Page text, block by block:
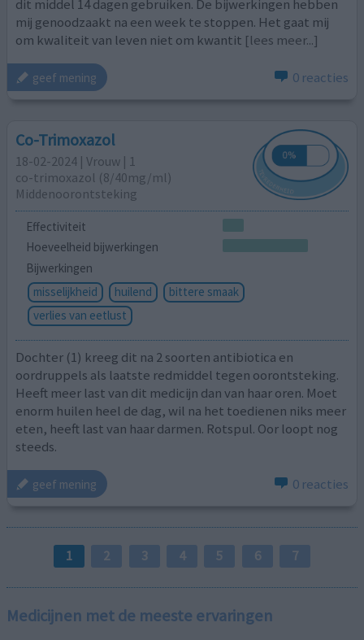
dit middel 14 dagen gebruiken. De bijwerkingen hebben
mij genoodzaakt na een week te stoppen. Het gaat mij
om kwaliteit van leven niet om kwantit [lees meer...]
geef mening 0 reacties
Co-Trimoxazol
18-02-2024 | Vrouw | 1
co-trimoxazol (8/40mg/ml)
Middenoorontsteking
Effectiviteit
Hoeveelheid bijwerkingen
Bijwerkingen
misselijkheid
huilend
bittere smaak
verlies van eetlust
Dochter (1) kreeg dit na 2 soorten antibiotica en
oordruppels als laatste redmiddel tegen oorontsteking.
Heeft meer last van dit medicijn dan van haar oren. Moet
enorm huilen heel de dag, wil na het toedienen niks meer
eten, heeft last van haar darmen. Rotspul. Oor loopt nog
steeds.
geef mening 0 reacties
1 2 3 4 5 6 7
Medicijnen met de meeste ervaringen